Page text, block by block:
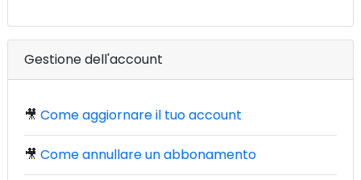
Gestione dell'account
🎥 Come aggiornare il tuo account
🎥 Come annullare un abbonamento